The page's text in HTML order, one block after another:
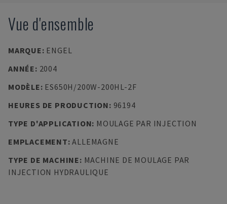
Vue d'ensemble
MARQUE: ENGEL
ANNÉE: 2004
MODÈLE: ES650H/200W-200HL-2F
HEURES DE PRODUCTION: 96194
TYPE D'APPLICATION: MOULAGE PAR INJECTION
EMPLACEMENT:ALLEMAGNE
TYPE DE MACHINE: MACHINE DE MOULAGE PAR
INJECTION HYDRAULIQUE